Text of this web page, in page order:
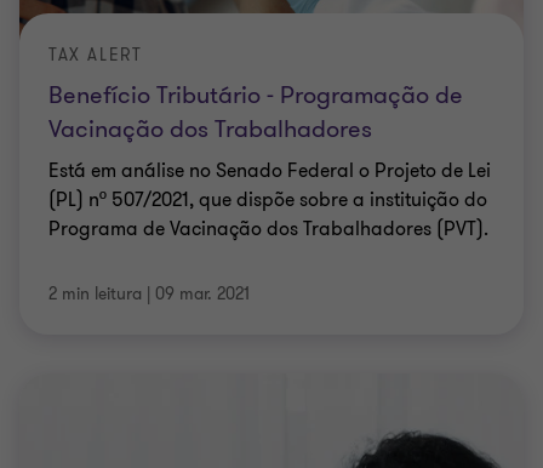
Benefício Tributário - Programação de
Vacinação dos Trabalhadores
TAX ALERT
Está em análise no Senado Federal o Projeto de Lei
(PL) nº 507/2021, que dispõe sobre a instituição do
Programa de Vacinação dos Trabalhadores (PVT).
2 min leitura | 09 mar. 2021